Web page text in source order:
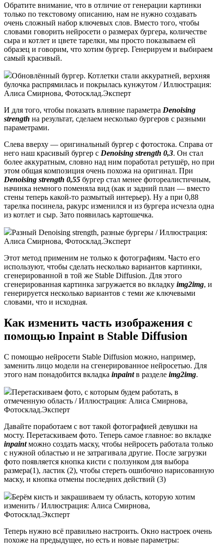
Обратите внимание, что в отличие от генерации картинки
только по текстовому описанию, нам не нужно создавать
очень сложный набор ключевых слов. Вместо того, чтобы
словами говорить нейросети о размерах бургера, количестве
сыра и котлет и цвете тарелки, мы просто показываем ей
образец и говорим, что хотим бургер. Генерируем и выбираем
самый красивый.
Обновлённый бургер. Котлетки стали аккуратней, верхняя
булочка распрямилась и покрылась кунжутом / Иллюстрация:
Алиса Смирнова, Фотосклад.Эксперт
И для того, чтобы показать влияние параметра Denoising
strength на результат, сделаем несколько бургеров с разными
параметрами.
Слева вверху — оригинальный бургер с фотостока. Справа от
него наш красивый бургер с Denoising strength 0,3. Он стал
более аккуратным, словно над ним поработал ретушёр, но при
этом общая композиция очень похожа на оригинал. При
Denoising strength 0,55 бургер стал менее фотореалистичным,
начинка немного поменяла вид (как и задний план — вместо
стены теперь какой-то размытый интерьер). Ну а при 0,88
тарелка посинела, ракурс изменился и из бургера исчезла одна
из котлет и сыр. Зато появилась картошечка.
Разный Denoising strength, разные бургеры / Иллюстрация:
Алиса Смирнова, Фотосклад.Эксперт
Этот метод применим не только к фотографиям. Часто его
используют, чтобы сделать несколько вариантов картинки,
сгенерированной в той же Stable Diffusion. Для этого
сгенерированная картинка загружается во вкладку img2img, и
генерируется несколько вариантов с теми же ключевыми
словами, что и исходная.
Как изменить часть изображения с
помощью Inpaint в Stable Diffusion
С помощью нейросети Stable Diffusion можно, например,
заменить лицо модели на сгенерированное нейросетью. Для
этого нам понадобится вкладка inpaintв разделе img2img.
Перетаскиваем фото, с которым будем работать, в
отмеченную область / Иллюстрация: Алиса Смирнова,
Фотосклад.Эксперт
Давайте поработаем с вот такой фотографией девушки на
мосту. Перетаскиваем фото. Теперь самое главное: во вкладке
inpaintможно создать маску, чтобы нейросеть работала только
с нужной областью и не затрагивала другие. После загрузки
фото появляется кнопка кисти с ползунком для выбора
размера(1), ластик (2), чтобы стереть ошибочно нарисованную
маску, и кнопка отмены последних действий (3)
Берём кисть и закрашиваем ту область, которую хотим
изменить / Иллюстрация: Алиса Смирнова,
Фотосклад.Эксперт
Теперь нужно всё правильно настроить. Окно настроек очень
похоже на предыдущее, но есть и новые параметры: